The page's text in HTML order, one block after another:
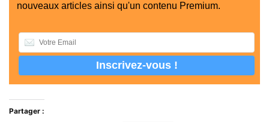
nouveaux articles ainsi qu'un contenu Premium.
Partager :